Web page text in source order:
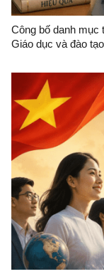
Công bố danh mục
Giáo dục và đào
Sơn